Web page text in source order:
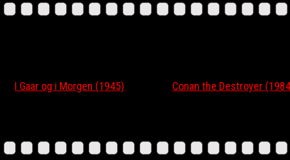
I Gaar og i Morgen (1945) Conan the Destroyer (1984)